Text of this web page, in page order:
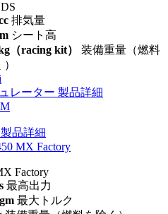
排気量
シート高
（racing kit） 装備重量（燃料
レーター 製品詳細
製品詳細
MX Factory
Factory
最高出力
最大トルク